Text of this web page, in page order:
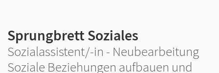
Sprungbrett Soziales
Sozialassistent/-in - Neubearbeitung
Soziale Beziehungen aufbauen und